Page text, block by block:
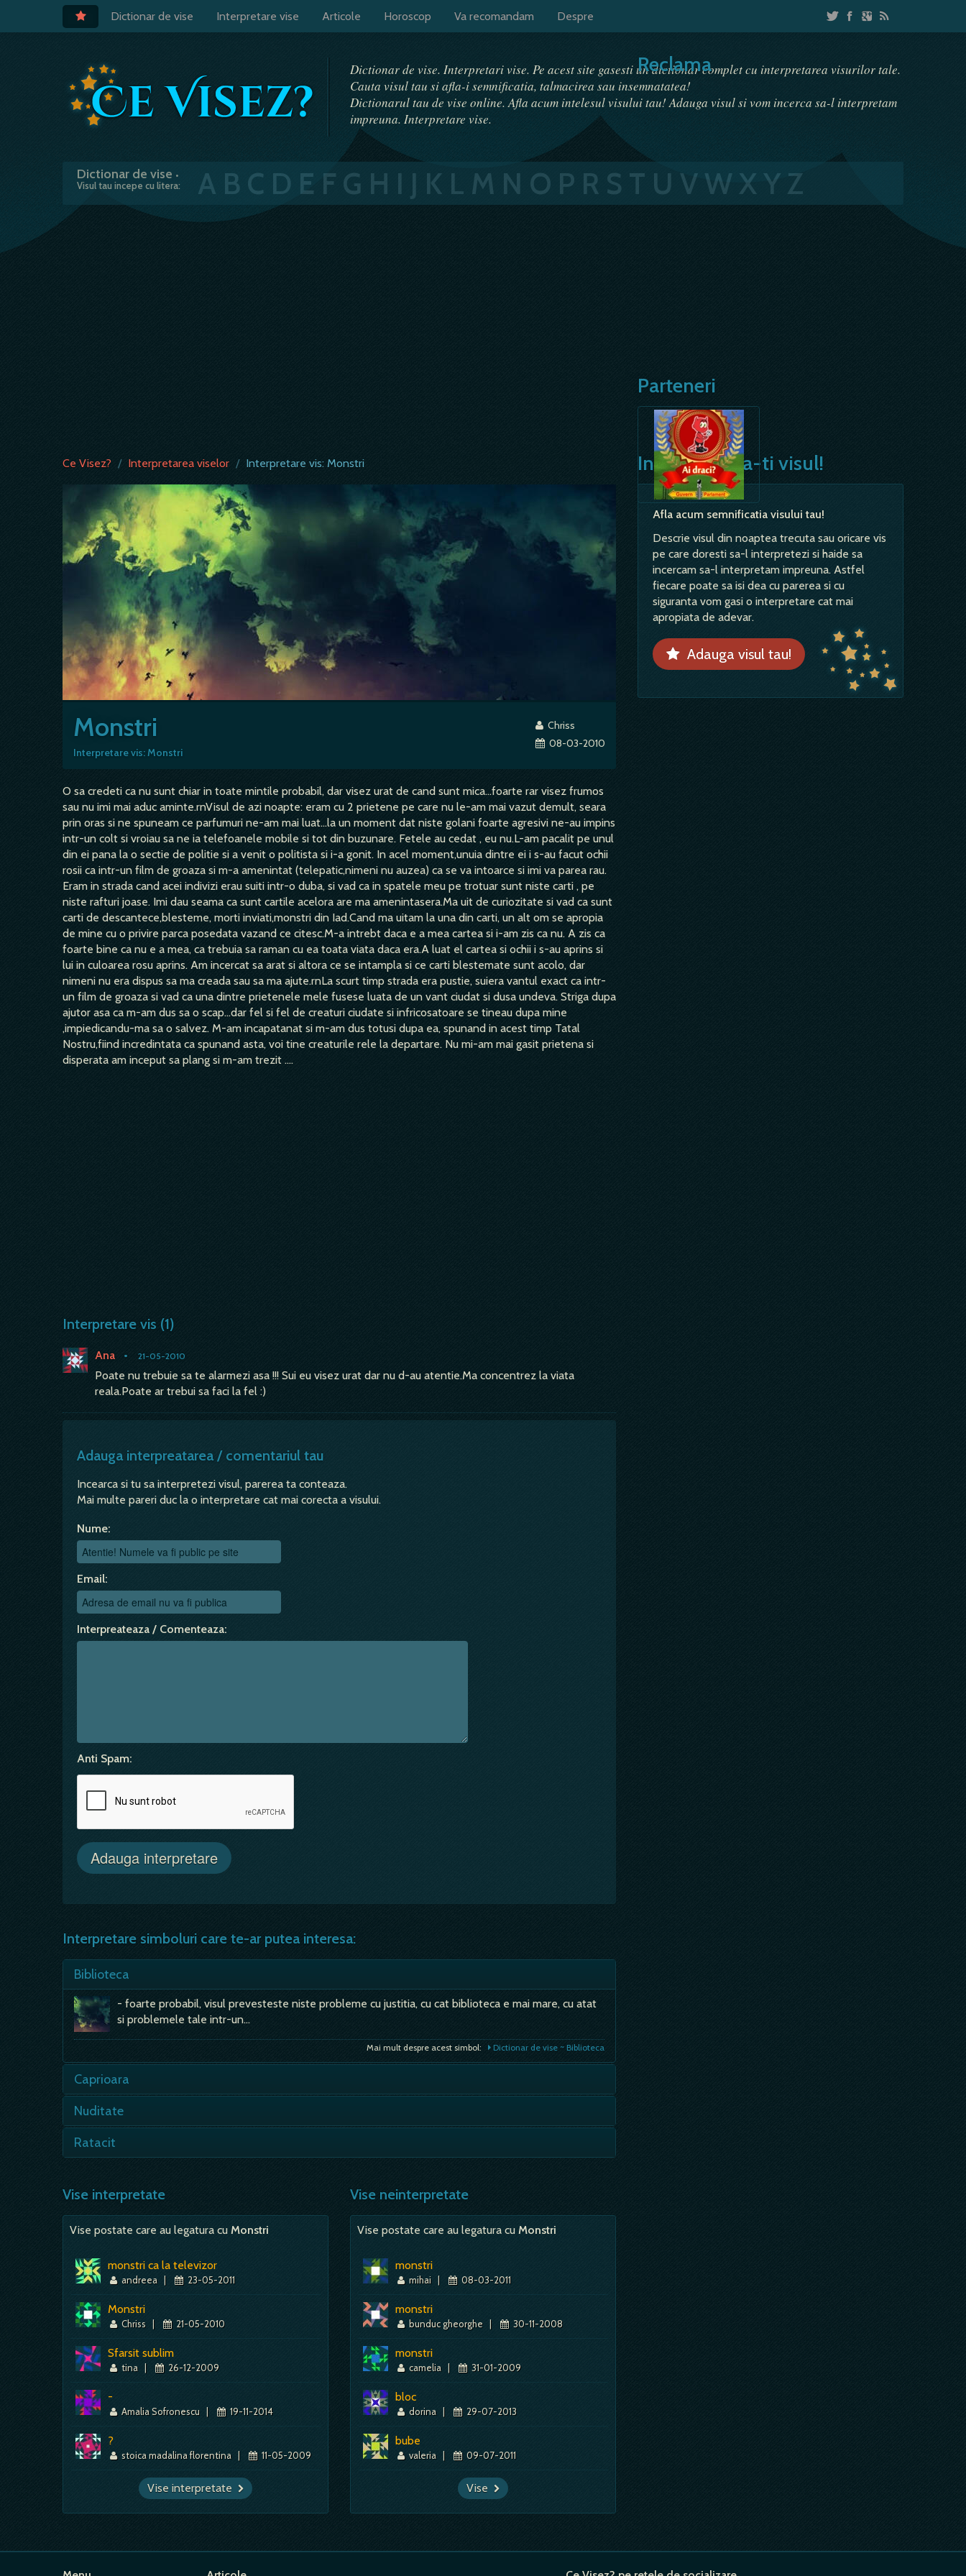
Dictionar de vise Interpretare vise Articole Horoscop Va recomandam Despre
Dictionar de vise. Interpretari vise. Pe acest site gasesti un dictionar complet cu interpretarea visurilor tale.
Cauta visul tau si afla-i semnificatia, talmacirea sau insemnatatea!
Dictionarul tau de vise online. Afla acum intelesul visului tau! Adauga visul si vom incerca sa-l interpretam
impreuna. Interpretare vise.
Dictionar de vise •
Visul tau incepe cu litera:
A B C D E F G H I J K L M N O P R S T U VW XY Z
Ce Visez? / Interpretarea viselor / Interpretare vis: Monstri
Monstri
Interpretare vis: Monstri
Chriss
08-03-2010
O sa credeti ca nu sunt chiar in toate mintile probabil, dar visez urat de cand sunt mica...foarte rar visez frumos
sau nu imi mai aduc aminte.rnVisul de azi noapte: eram cu 2 prietene pe care nu le-am mai vazut demult, seara
prin oras si ne spuneam ce parfumuri ne-am mai luat...la un moment dat niste golani foarte agresivi ne-au impins
intr-un colt si vroiau sa ne ia telefoanele mobile si tot din buzunare. Fetele au cedat , eu nu.L-am pacalit pe unul
din ei pana la o sectie de politie si a venit o politista si i-a gonit. In acel moment,unuia dintre ei i s-au facut ochii
rosii ca intr-un film de groaza si m-a amenintat (telepatic,nimeni nu auzea) ca se va intoarce si imi va parea rau.
Eram in strada cand acei indivizi erau suiti intr-o duba, si vad ca in spatele meu pe trotuar sunt niste carti , pe
niste rafturi joase. Imi dau seama ca sunt cartile acelora are ma amenintasera.Ma uit de curiozitate si vad ca sunt
carti de descantece,blesteme, morti inviati,monstri din Iad.Cand ma uitam la una din carti, un alt om se apropia
de mine cu o privire parca posedata vazand ce citesc.M-a intrebt daca e a mea cartea si i-am zis ca nu. A zis ca
foarte bine ca nu e a mea, ca trebuia sa raman cu ea toata viata daca era.A luat el cartea si ochii i s-au aprins si
lui in culoarea rosu aprins. Am incercat sa arat si altora ce se intampla si ce carti blestemate sunt acolo, dar
nimeni nu era dispus sa ma creada sau sa ma ajute.rnLa scurt timp strada era pustie, suiera vantul exact ca intr-
un film de groaza si vad ca una dintre prietenele mele fusese luata de un vant ciudat si dusa undeva. Striga dupa
ajutor asa ca m-am dus sa o scap...dar fel si fel de creaturi ciudate si infricosatoare se tineau dupa mine
,impiedicandu-ma sa o salvez. M-am incapatanat si m-am dus totusi dupa ea, spunand in acest timp Tatal
Nostru,fiind incredintata ca spunand asta, voi tine creaturile rele la departare. Nu mi-am mai gasit prietena si
disperata am inceput sa plang si m-am trezit ....
Interpretare vis (1)
Ana • 21-05-2010
Poate nu trebuie sa te alarmezi asa !!! Sui eu visez urat dar nu d-au atentie.Ma concentrez la viata
reala.Poate ar trebui sa faci la fel :)
Adauga interpreatarea / comentariul tau
Incearca si tu sa interpretezi visul, parerea ta conteaza.
Mai multe pareri duc la o interpretare cat mai corecta a visului.
Nume:
Email:
Interpreateaza / Comenteaza:
Anti Spam:
Interpretare simboluri care te-ar putea interesa:
Biblioteca
- foarte probabil, visul prevesteste niste probleme cu justitia, cu cat biblioteca e mai mare, cu atat
si problemele tale intr-un…
Mai mult despre acest simbol: Dictionar de vise ~ Biblioteca
Caprioara
- e semn bun, de noroc in dragoste; - vei avea o bucurie; - animalele delicate aduc bucurie privirii,
daca sunt vazute in…
Nuditate
strada sau intr-un loc public. In…
Ratacit
in viata de…
Mai mult despre acest simbol: Dictionar de vise ~ Ratacit
Vise interpretate
Vise postate care au legatura cu Monstri
monstri ca la televizor
andreea | 23-05-2011
Monstri
Chriss | 21-05-2010
Sfarsit sublim
tina | 26-12-2009
-
Amalia Sofronescu | 19-11-2014
?
stoica madalina florentina | 11-05-2009
Vise interpretate
Vise neinterpretate
Vise postate care au legatura cu Monstri
monstri
mihai | 08-03-2011
monstri
bunduc gheorghe | 30-11-2008
monstri
camelia | 31-01-2009
bloc
dorina | 29-07-2013
bube
valeria | 09-07-2011
Vise
Interpreteaza-ti visul!
Afla acum semnificatia visului tau!
Descrie visul din noaptea trecuta sau oricare vis
pe care doresti sa-l interpretezi si haide sa
incercam sa-l interpretam impreuna. Astfel
fiecare poate sa isi dea cu parerea si cu
siguranta vom gasi o interpretare cat mai
apropiata de adevar.
Adauga visul tau!
Reclama
Parteneri